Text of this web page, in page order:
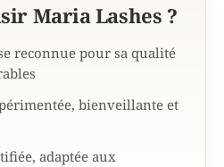
Maria Lashes ?
reconnue pour sa qualité
bienveillante et
adaptée aux